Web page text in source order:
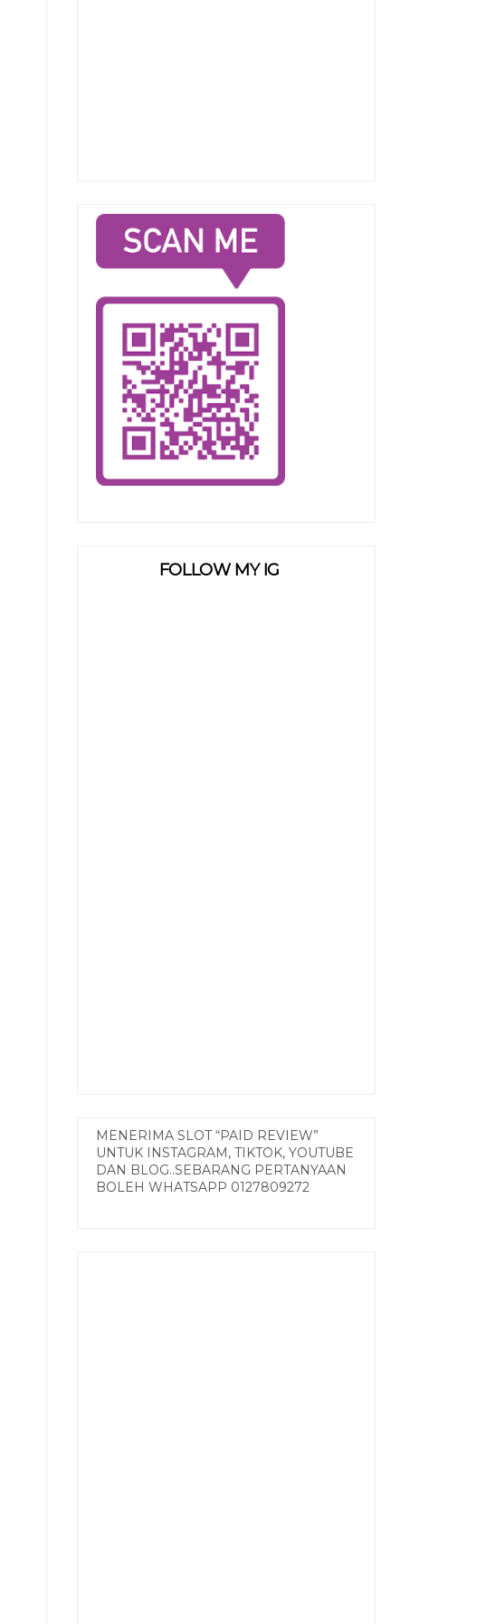
FOLLOW MY IG
MENERIMA SLOT “PAID REVIEW”
UNTUK INSTAGRAM, TIKTOK, YOUTUBE
DAN BLOG..SEBARANG PERTANYAAN
BOLEH WHATSAPP 0127809272